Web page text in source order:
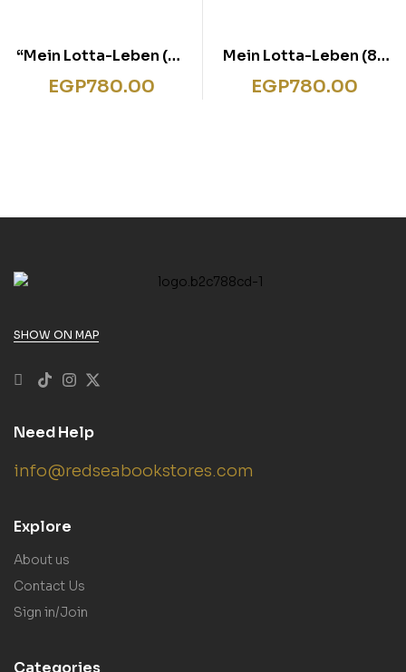
“Mein Lotta-Leben (5).
Ich glaub, meine Kröte
pfeift”
EGP780.00
Mein Lotta-Leben (8).
Kein Drama ohne Lama
EGP780.00
SHOW ON MAP
Need Help
info@redseabookstores.com
Explore
About us
Contact Us
Sign in/Join
Categories